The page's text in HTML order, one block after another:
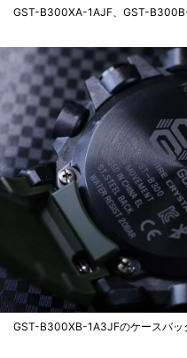
GST-B300XA-1AJF、GST-
GST-B300XB-1A3JFのケースバッ